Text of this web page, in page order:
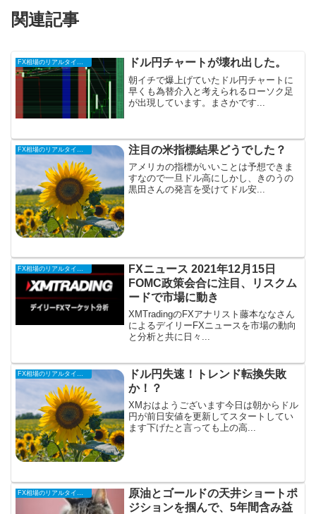
関連記事
FX相場のリアルタイム情報 ドル円チャートが壊れ出した。
朝イチで爆上げていたドル円チャートに
早くも為替介入と考えられるローソク足
が出現しています。まさかです...
注目の米指標結果どうでした？
アメリカの指標がいいことは予想できま
すなので一旦ドル高にしかし、きのうの
黒田さんの発言を受けてドル安...
FXニュース 2021年12月15日
FOMC政策会合に注目、リスクム
ードで市場に動き
XMTradingのFXアナリスト藤本ななさん
によるデイリーFXニュースを市場の動向
と分析と共に日々...
ドル円失速！トレンド転換失敗
か！？
XMおはようございます今日は朝からドル
円が前日安値を更新してスタートしてい
ます下げたと言っても上の高...
原油とゴールドの天井ショートポ
ジションを掴んで、5年間含み益